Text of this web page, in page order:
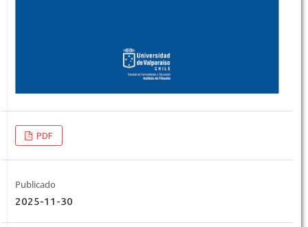
PDF
Publicado
2025-11-30